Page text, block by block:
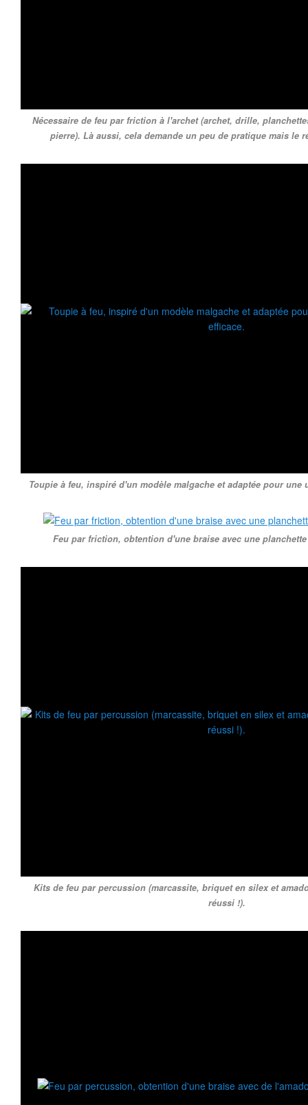
Nécessaire de feu par friction à l'archet (archet, drille,
pierre). Là aussi, cela demande un peu de pratique mais le
Toupie à feu, inspiré d'un modèle malgache et adaptée pour
Feu par friction, obtention d'une braise avec une
Kits de feu par percussion (marcassite, briquet en silex et
réussi !).